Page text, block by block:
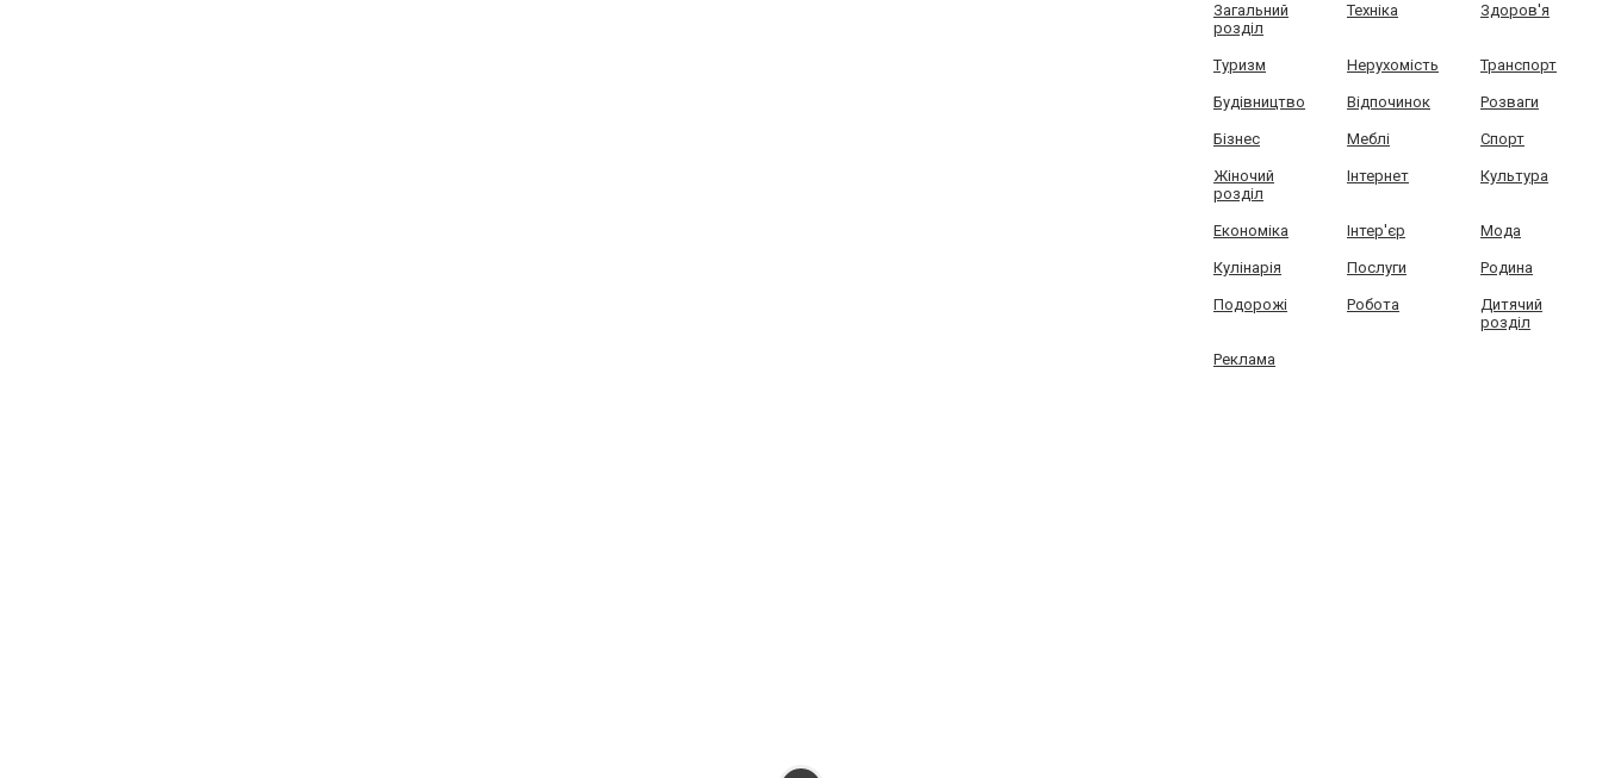
Загальний
розділ
Техніка Здоров'я
Туризм Нерухомість Транспорт
Будівництво Відпочинок Розваги
Бізнес Меблі Спорт
Жіночий
розділ
Інтернет Культура
Економіка Інтер'єр Мода
Кулінарія Послуги Родина
Подорожі Робота
Дитячий
розділ
Реклама